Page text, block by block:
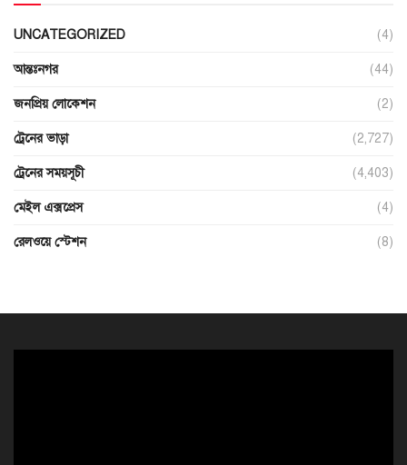
UNCATEGORIZED (4)
আন্তঃনগর (44)
জনপ্রিয় লোকেশন (2)
ট্রেনের ভাড়া (2,727)
ট্রেনের সময়সূচী (4,403)
মেইল এক্সপ্রেস (4)
রেলওয়ে স্টেশন (8)